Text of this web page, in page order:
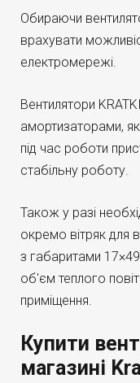
Обираючи
врахувати
електромережі.
Вентилятори
амортизаторами,
під час роботи
стабільну роботу.
Також у разі
окремо вітряк для
з габаритами
об'єм теплого
приміщення.
Купити
магазині